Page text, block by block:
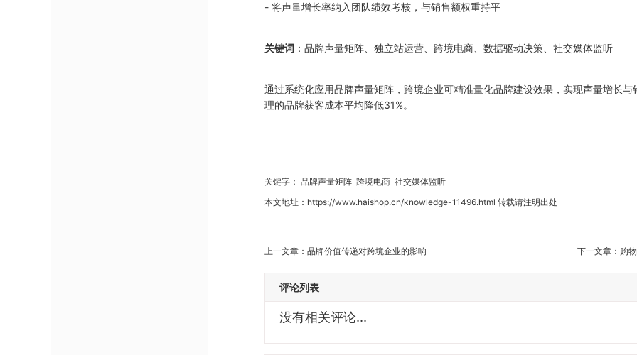
- 将声量增长率纳入团队绩效考核，与销售额权重持平
关键词 ：品牌声量矩阵、独立站运营、跨境电商、数据驱动决策、社交媒体监听
通过系统化应用品牌声量矩阵，跨境企业可精准量化品牌建设效果，实现声量增长
理的品牌获客成本平均降低31%。
关键字： 品牌声量矩阵 跨境电商 社交媒体监听
本文地址： https://www.haishop.cn/knowledge-11496.html 转载请注明出处
上一文章： 品牌价值传递对跨境企业的影响 下一文章： 购
评论列表
没有相关评论...